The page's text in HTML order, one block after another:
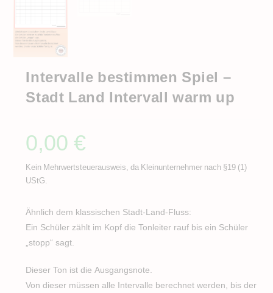
Intervalle bestimmen Spiel –
Stadt Land Intervall warm up
0,00€
Kein Mehrwertsteuerausweis, da Kleinunternehmer nach §19 (1)
UStG.
Ähnlich dem klassischen Stadt-Land-Fluss:
Ein Schüler zählt im Kopf die Tonleiter rauf bis ein Schüler
„stopp“ sagt.
Dieser Ton ist die Ausgangsnote.
Von dieser müssen alle Intervalle berechnet werden, bis der